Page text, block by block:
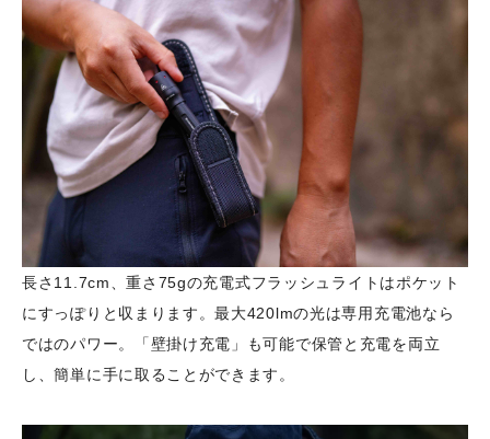
長さ11.7cm、重さ75gの充電式フラッシュライトはポケット
にすっぽりと収まります。最大420lmの光は専用充電池なら
ではのパワー。「壁掛け充電」も可能で保管と充電を両立
し、簡単に手に取ることができます。